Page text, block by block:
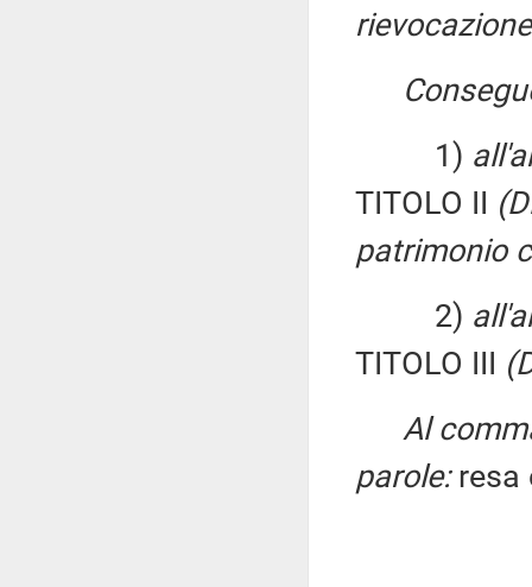
1)
TITOLO II
patrimonio
2)
TITOLO III
Al
parole:resa